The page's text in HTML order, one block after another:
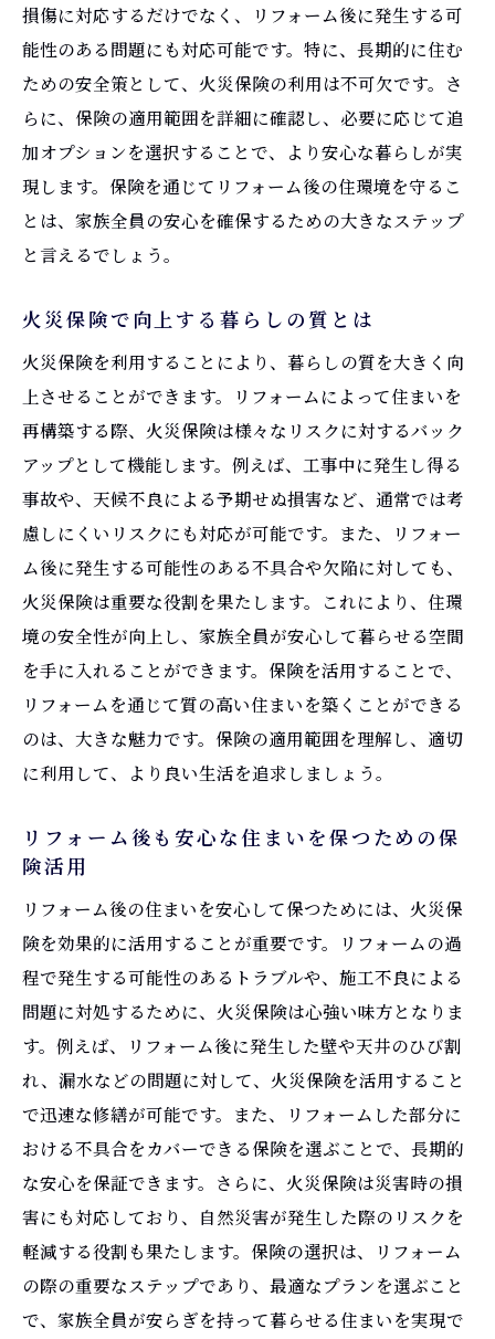
損傷に対応するだけでなく、リフォーム後に発生する可
能性のある問題にも対応可能です。特に、長期的に住む
ための安全策として、火災保険の利用は不可欠です。さ
らに、保険の適用範囲を詳細に確認し、必要に応じて追
加オプションを選択することで、より安心な暮らしが実
現します。保険を通じてリフォーム後の住環境を守るこ
とは、家族全員の安心を確保するための大きなステップ
と言えるでしょう。
火災保険で向上する暮らしの質とは
火災保険を利用することにより、暮らしの質を大きく向
上させることができます。リフォームによって住まいを
再構築する際、火災保険は様々なリスクに対するバック
アップとして機能します。例えば、工事中に発生し得る
事故や、天候不良による予期せぬ損害など、通常では考
慮しにくいリスクにも対応が可能です。また、リフォー
ム後に発生する可能性のある不具合や欠陥に対しても、
火災保険は重要な役割を果たします。これにより、住環
境の安全性が向上し、家族全員が安心して暮らせる空間
を手に入れることができます。保険を活用することで、
リフォームを通じて質の高い住まいを築くことができる
のは、大きな魅力です。保険の適用範囲を理解し、適切
に利用して、より良い生活を追求しましょう。
リフォーム後も安心な住まいを保つための保
険活用
リフォーム後の住まいを安心して保つためには、火災保
険を効果的に活用することが重要です。リフォームの過
程で発生する可能性のあるトラブルや、施工不良による
問題に対処するために、火災保険は心強い味方となりま
す。例えば、リフォーム後に発生した壁や天井のひび割
れ、漏水などの問題に対して、火災保険を活用すること
で迅速な修繕が可能です。また、リフォームした部分に
おける不具合をカバーできる保険を選ぶことで、長期的
な安心を保証できます。さらに、火災保険は災害時の損
害にも対応しており、自然災害が発生した際のリスクを
軽減する役割も果たします。保険の選択は、リフォーム
の際の重要なステップであり、最適なプランを選ぶこと
で、家族全員が安らぎを持って暮らせる住まいを実現で